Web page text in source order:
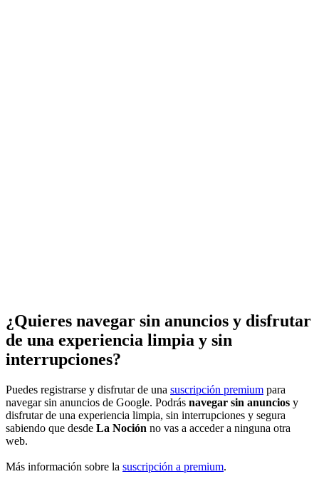
¿Quieres navegar sin anuncios y disfrutar
de una experiencia limpia y sin
interrupciones?
Puedes registrarse y disfrutar de una suscripción premium para
navegar sin anuncios de Google. Podrás navegar sin anuncios y
disfrutar de una experiencia limpia, sin interrupciones y segura
sabiendo que desde La Noción no vas a acceder a ninguna otra
web.
Más información sobre la suscripción a premium.